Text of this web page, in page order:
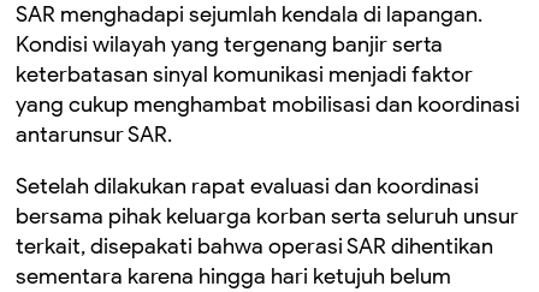
SAR menghadapi sejumlah kendala di lapangan.
Kondisi wilayah yang tergenang banjir serta
keterbatasan sinyal komunikasi menjadi faktor
yang cukup menghambat mobilisasi dan koordinasi
antarunsur SAR.
Setelah dilakukan rapat evaluasi dan koordinasi
bersama pihak keluarga korban serta seluruh unsur
terkait, disepakati bahwa operasi SAR dihentikan
sementara karena hingga hari ketujuh belum